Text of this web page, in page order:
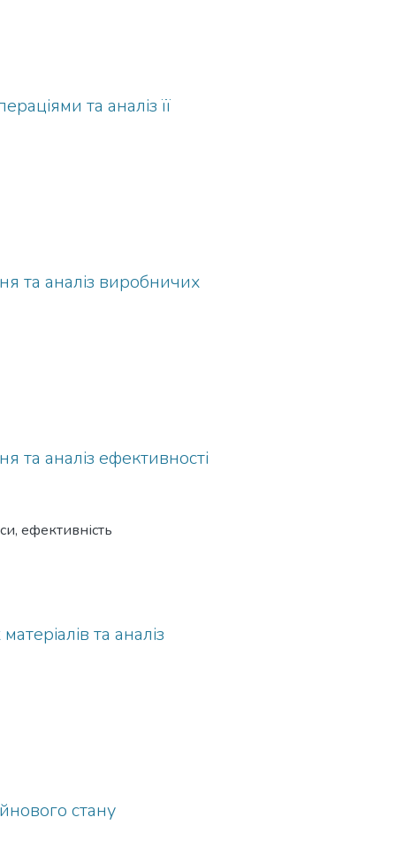
та аналіз її
та аналіз виробничих
та аналіз ефективності
ефективність
та аналіз
стану